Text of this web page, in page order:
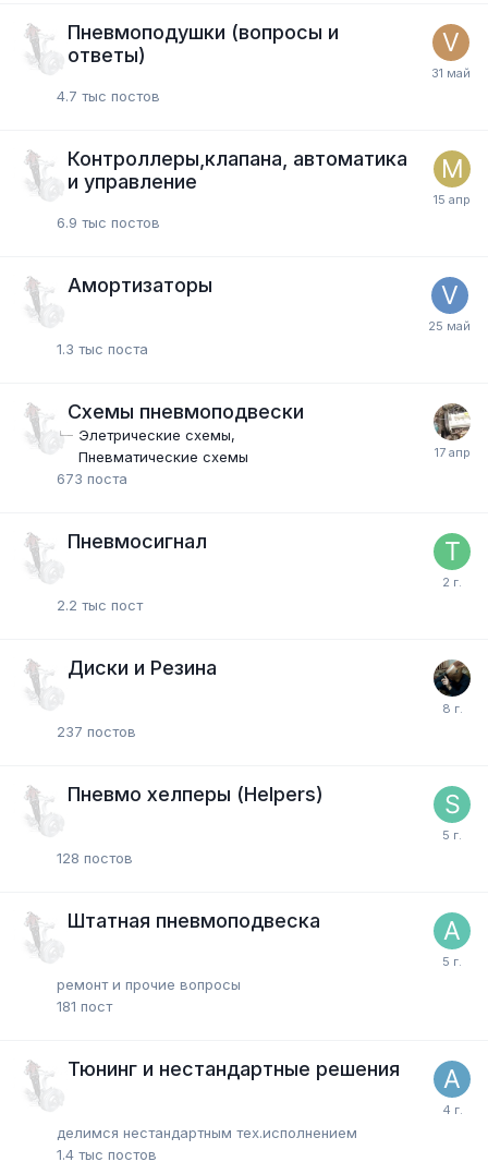
Пневмоподушки (вопросы и
ответы)
4.7 тыс постов
Контроллеры,клапана, автоматика
и управление
6.9 тыс постов
Амортизаторы
1.3 тыс поста
Схемы пневмоподвески
Элетрические схемы
Пневматические схемы
673 поста
Пневмосигнал
2.2 тыс пост
Диски и Резина
237 постов
Пневмо хелперы (Helpers)
128 постов
Штатная пневмоподвеска
ремонт и прочие вопросы
181 пост
Тюнинг и нестандартные решения
делимся нестандартным тех.исполнением
1.4 тыс постов